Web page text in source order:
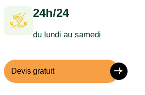
24h/24
du lundi au samedi
Devis gratuit